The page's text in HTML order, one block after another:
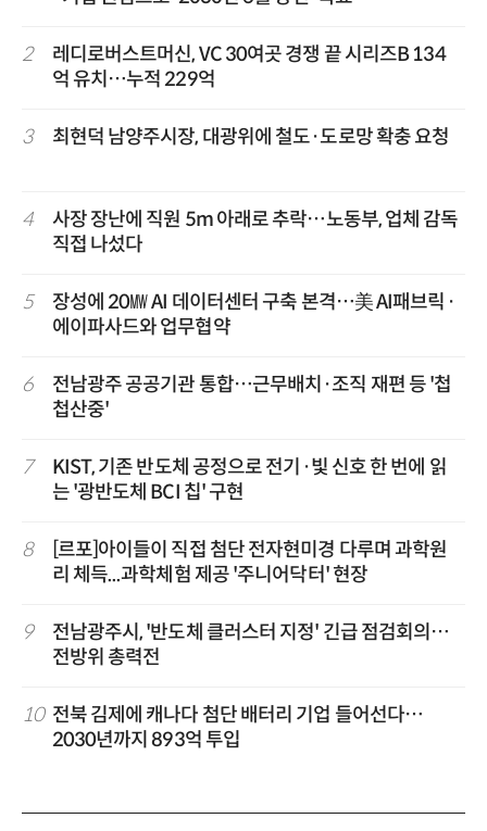
2
레디로버스트머신, VC 30여곳 경쟁 끝 시리즈B 134
억 유치…누적 229억
3 최현덕 남양주시장, 대광위에 철도·도로망 확충 요청
4
사장 장난에 직원 5m 아래로 추락…노동부, 업체 감독
직접 나섰다
5
장성에 20㎿ AI 데이터센터 구축 본격…美 AI패브릭·
에이파사드와 업무협약
6
전남광주 공공기관 통합…근무배치·조직 재편 등 '첩
첩산중'
7
KIST, 기존 반도체 공정으로 전기·빛 신호 한 번에 읽
는 '광반도체 BCI 칩' 구현
8
[르포]아이들이 직접 첨단 전자현미경 다루며 과학원
리 체득...과학체험 제공 '주니어닥터' 현장
9
전남광주시, '반도체 클러스터 지정' 긴급 점검회의…
전방위 총력전
10 전북 김제에 캐나다 첨단 배터리 기업 들어선다…
2030년까지 893억 투입